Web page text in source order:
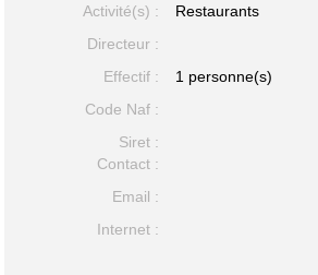
Activité(s) :
Restaurants
Directeur :
Effectif :
1 personne(s)
Code Naf :
Siret :
Contact :
Email :
Internet :